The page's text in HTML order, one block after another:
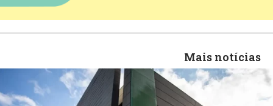
Mais notícias